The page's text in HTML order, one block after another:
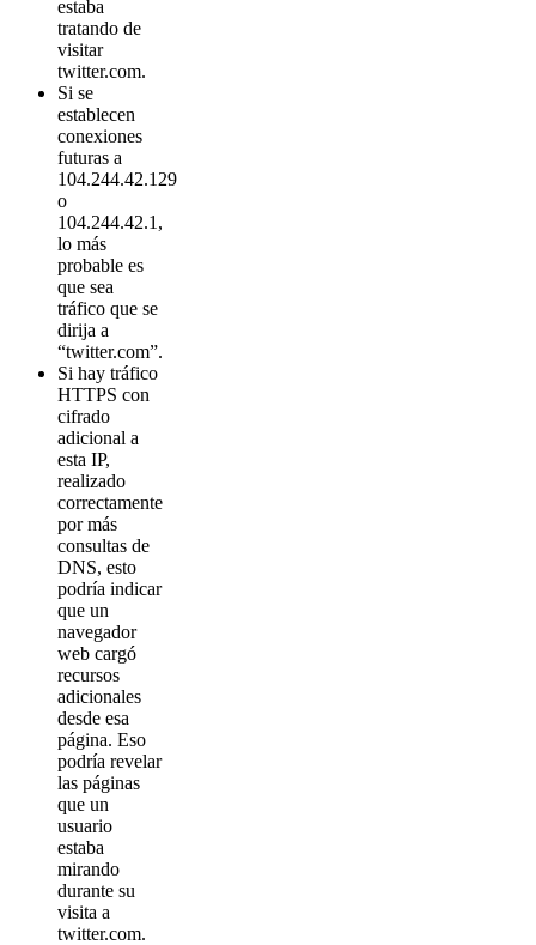
estaba
tratando de
visitar
twitter.com.
Si se
establecen
conexiones
futuras a
104.244.42.129
o
104.244.42.1,
lo más
probable es
que sea
tráfico que se
dirija a
“twitter.com”.
Si hay tráfico
HTTPS con
cifrado
adicional a
esta IP,
realizado
correctamente
por más
consultas de
DNS, esto
podría indicar
que un
navegador
web cargó
recursos
adicionales
desde esa
página. Eso
podría revelar
las páginas
que un
usuario
estaba
mirando
durante su
visita a
twitter.com.